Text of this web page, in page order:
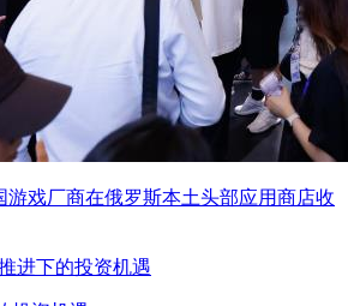
游戏厂商在俄罗斯本土头部应用商店收